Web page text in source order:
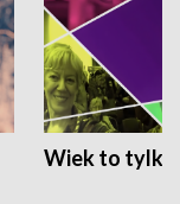
Wiek to tylko